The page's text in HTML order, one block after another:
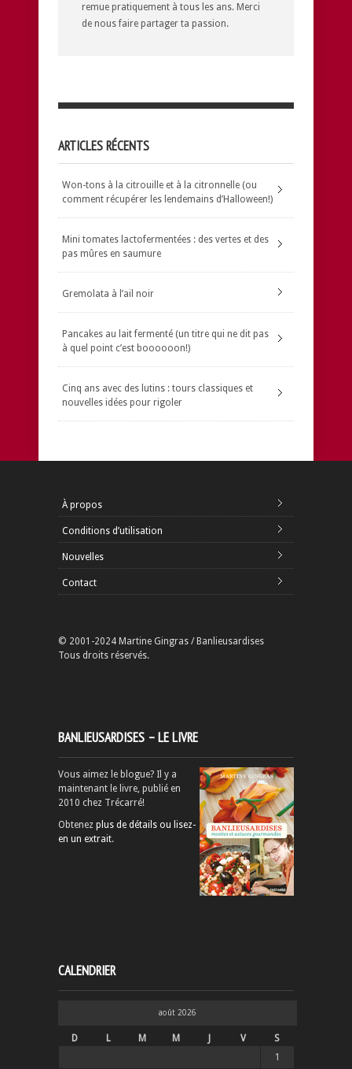
remue pratiquement à tous les ans. Merci
de nous faire partager ta passion.
ARTICLES RÉCENTS
Won-tons à la citrouille et à la citronnelle (ou
comment récupérer les lendemains d’Halloween!)
Mini tomates lactofermentées : des vertes et des
pas mûres en saumure
Gremolata à l’ail noir
Pancakes au lait fermenté (un titre qui ne dit pas
à quel point c’est boooooon!)
Cinq ans avec des lutins : tours classiques et
nouvelles idées pour rigoler
À propos
Conditions d’utilisation
Nouvelles
Contact
© 2001-2024 Martine Gingras / Banlieusardises
Tous droits réservés.
BANLIEUSARDISES – LE LIVRE
Vous aimez le blogue? Il y a
maintenant le livre, publié en
2010 chez Trécarré!
Obtenez plus de détails ou lisez-
en un extrait.
CALENDRIER
août 2026
D L M M J V
S
1